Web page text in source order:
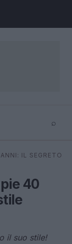
⌕
⌕ ×
IL SEGRETO
40
il suo stile!